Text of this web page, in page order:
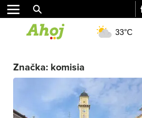
ŠPORT
KULTÚRA
33°C
Značka: komisia